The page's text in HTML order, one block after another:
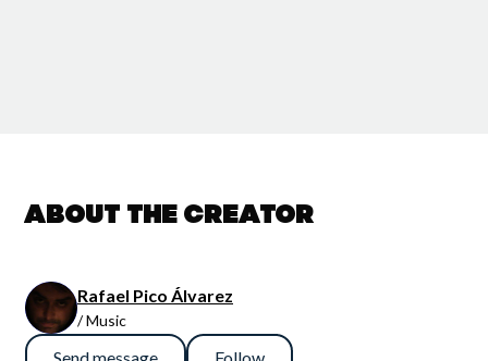
About the creator
Rafael Pico Álvarez
/ Music